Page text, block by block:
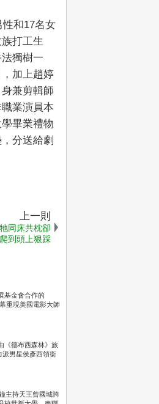
性和17名女
打工生
獨樹一
加上趙婷
兼剪輯師
業演員本
畢業禮物
分送給劇
上一則
同床共枕卻
到頭上狠踩
基金會合作的
重現美國電影大師
《德布西森林》旅
派男星侯彥西領銜
主持天王曾國城跨